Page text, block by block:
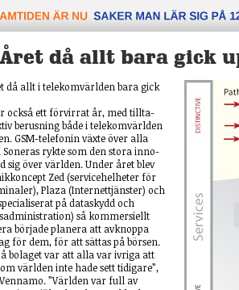
Året då allt bara gick
då allt i telekomvärlden bara gick
också ett förvirrat år, med till­ta­
berusning både i telekom­världen
GSM-tele­fonin växte över alla
Soneras rykte som den stora inno­
sig över världen. Under året blev
Zed (service­helheter för
Plaza (Internet­tjänster) och
på data­skydd och
så kom­mer­siellt
började plan­era att avkn­oppa
för dem, för att sättas på börsen.
bolaget var att alla var ivriga att
världen inte hade sett tidigare”,
”Världen var full av